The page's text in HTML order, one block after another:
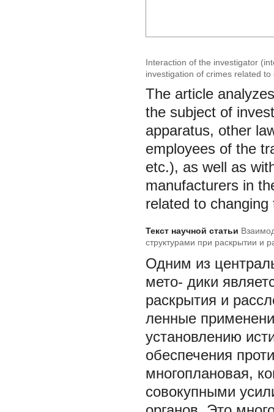
Interaction of the investigator
investigation of crimes related
The article
the subject of
apparatus, other
employees of the
etc.), as well as
manufacturers in
related to
Текст научной статьи
структурами при раскрытии и
Одним из
мето- дики
раскрытия и
ленные
установлению
обеспечения
многоплановая,
совокупными